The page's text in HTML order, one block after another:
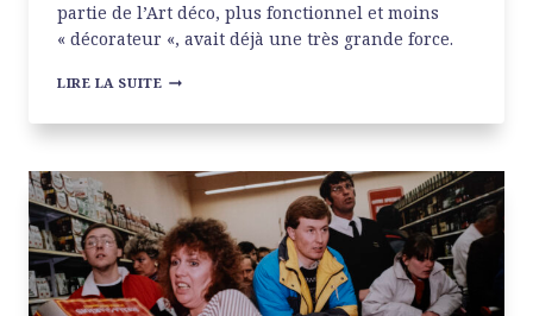
partie de l’Art déco, plus fonctionnel et moins
« décorateur «, avait déjà une très grande force.
LIRE LA SUITE CENT
D’ART